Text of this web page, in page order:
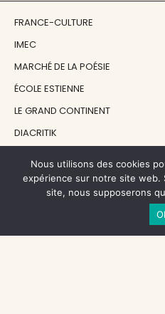
FRANCE-CULTURE
IMEC
MARCHÉ DE LA POÉSIE
ÉCOLE ESTIENNE
LE GRAND CONTINENT
DIACRITIK
NOS SOUTIENS
CENTRE NATIONAL DU LIVRE
Nous utilisons des cookies
expérience sur notre site web.
site, nous supposerons